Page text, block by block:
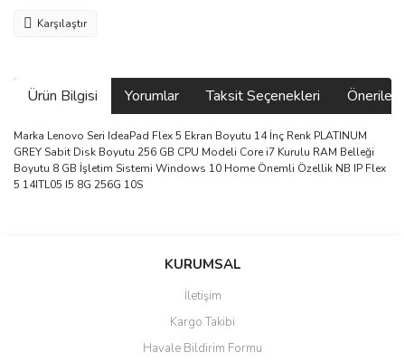
Karşılaştır
Ürün Bilgisi Yorumlar Taksit Seçenekleri
Marka Lenovo Seri IdeaPad Flex 5 Ekran Boyutu 14 İnç Renk PLATINUM
GREY Sabit Disk Boyutu 256 GB CPU Modeli Core i7 Kurulu RAM Belleği
Boyutu 8 GB İşletim Sistemi Windows 10 Home Önemli Özellik NB IP Flex
5 14ITL05 I5 8G 256G 10S
Bu ürüne ilk yorumu siz yapın!
Ürün resmi kalitesiz, bozuk veya görüntülenemiyor.
Ürün açıklamasında eksik bilgiler bulunuyor.
KURUMSAL
İletişim
Kargo Takibi
Havale Bildirim Formu